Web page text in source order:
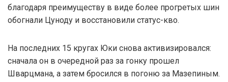
благодаря преимуществу в виде более прогретых шин
обогнали Цуноду и восстановили статус-кво.
На последних 15 кругах Юки снова активизировался:
сначала он в очередной раз за гонку прошел
Шварцмана, а затем бросился в погоню за Мазепиным.